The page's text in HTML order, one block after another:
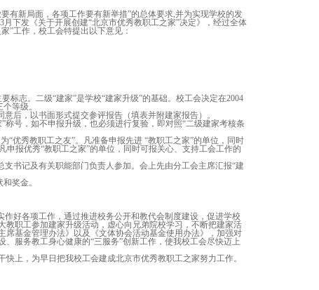
有新局面，各项工作要有新举措”的总体要求,并为实现学校的发
3月下发《关于开展创建“北京市优秀教职工之家”决定》，经过全体
”工作，校工会特提出以下意见：
标志。二级“建家”是学校“建家升级”的基础。校工会决定在2004
等级。
后，以书面形式提交参评报告（填表并附建家报告）。
号，如不申报升级，也必须进行复验，即对照“二级建家考核条
“优秀教职工之友”。凡准备申报先进 “教职工之家”的单位，同时
申报优秀“教职工之家”的单位，同时可报关心、支持工会工作的
书记及有关职能部门负责人参加。会上先由分工会主席汇报“建
奖金。
好各项工作，通过推进校务公开和教代会制度建设，促进学校
职工参加建家升级活动，虚心向兄弟院校学习，不断把建家活
基金管理办法》以及《文体协会活动基金使用办法》，加强对
服务教工身心健康的“三服务”创新工作，使我校工会尽快迈上
上，为早日把我校工会建成北京市优秀教职工之家努力工作。